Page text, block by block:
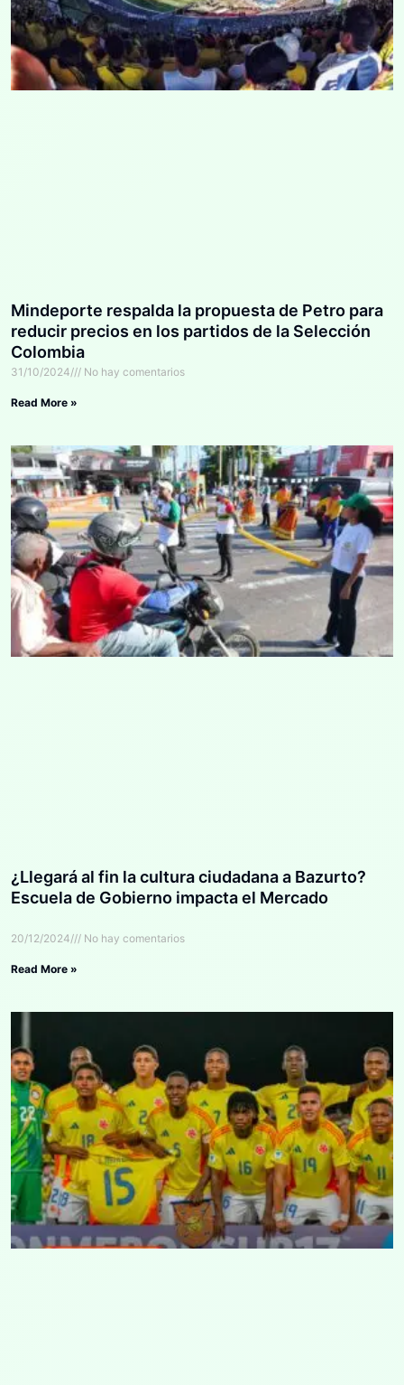
Mindeporte respalda la propuesta de Petro para
reducir precios en los partidos de la Selección
Colombia
31/10/2024 No hay comentarios
Read More »
¿Llegará al fin la cultura ciudadana a Bazurto?
Escuela de Gobierno impacta el Mercado
20/12/2024 No hay comentarios
Read More »